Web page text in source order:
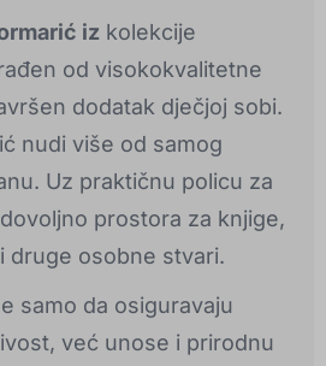
iz kolekcije
od visokokvalitetne
dodatak dječjoj sobi.
nudi više od samog
Uz praktičnu policu za
prostora za knjige,
druge osobne stvari.
samo da osiguravaju
već unose i prirodnu